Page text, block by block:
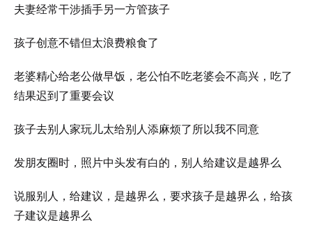
夫妻经常干涉插手另一方管孩子
孩子创意不错但太浪费粮食了
老婆精心给老公做早饭，老公怕不吃老婆会不高兴，吃了
结果迟到了重要会议
孩子去别人家玩儿太给别人添麻烦了所以我不同意
发朋友圈时，照片中头发有白的，别人给建议是越界么
说服别人，给建议，是越界么，要求孩子是越界么，给孩
子建议是越界么